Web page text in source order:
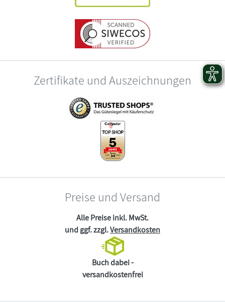
Zertifikate und Auszeichnungen
Preise und Versand
Alle Preise inkl. MwSt.
und ggf. zzgl.Versandkosten
Buch dabei -
versandkostenfrei